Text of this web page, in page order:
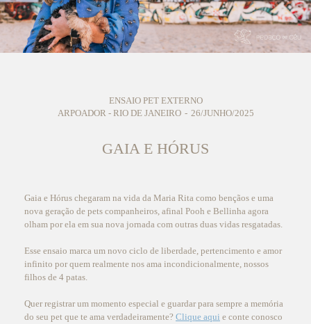
ENSAIO PET EXTERNO
ARPOADOR - RIO DE JANEIRO
26/JUNHO/2025
GAIA E HÓRUS
Gaia e Hórus chegaram na vida da Maria Rita como bençãos e uma
nova geração de pets companheiros, afinal Pooh e Bellinha agora
olham por ela em sua nova jornada com outras duas vidas resgatadas.
Esse ensaio marca um novo ciclo de liberdade, pertencimento e amor
infinito por quem realmente nos ama incondicionalmente, nossos
filhos de 4 patas.
Quer registrar um momento especial e guardar para sempre a memória
do seu pet que te ama verdadeiramente? Clique aqui e conte conosco